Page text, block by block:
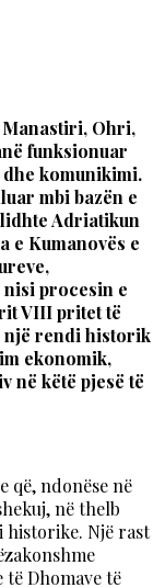
Manastiri, Ohri,
funksionuar
komunikimi.
mbi bazën e
Adriatikun
e Kumanovës e
nisi procesin e
VIII pritet të
një rendi historik
ekonomik,
në këtë pjesë të
që, ndonëse në
në thelb
historike. Një rast
të Dhomave të